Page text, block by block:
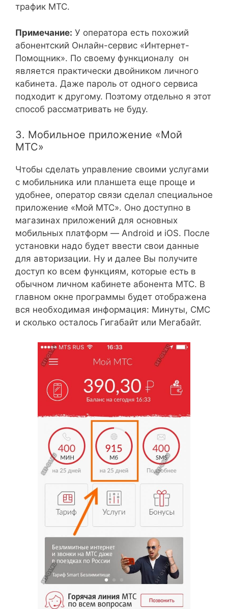
трафик МТС.
Примечание: У оператора есть похожий
абонентский Онлайн-сервис «Интернет-
Помощник». По своему функционалу он
является практически двойником личного
кабинета. Даже пароль от одного сервиса
подходит к другому. Поэтому отдельно я этот
способ рассматривать не буду.
3. Мобильное приложение «Мой
МТС»
Чтобы сделать управление своими услугами
с мобильника или планшета еще проще и
удобнее, оператор связи сделал специальное
приложение «Мой МТС». Оно доступно в
магазинах приложений для основных
мобильных платформ — Android и iOS. После
установки надо будет ввести свои данные
для авторизации. Ну и далее Вы получите
доступ ко всем функциям, которые есть в
обычном личном кабинете абонента MTC. В
главном окне программы будет отображена
вся необходимая информация: Минуты, СМС
и сколько осталось Гигабайт или Мегабайт.